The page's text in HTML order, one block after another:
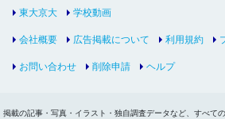
東大京大 学校動画
会社概要 広告掲載について 利用規約
お問い合わせ 削除申請 ヘルプ
掲載の記事・写真・イラスト・独自調査データなど、すべて